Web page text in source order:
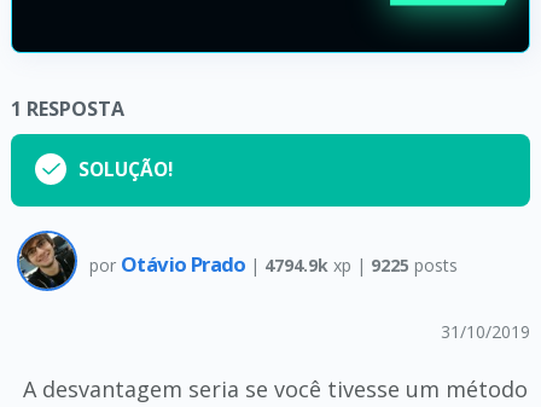
1 RESPOSTA
SOLUÇÃO!
por Otávio Prado | 4794.9k xp | 9225 posts
31/10/2019
A desvantagem seria se você tivesse um método